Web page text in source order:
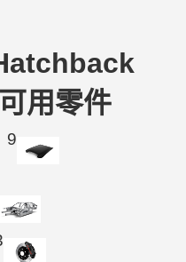
用零件
9